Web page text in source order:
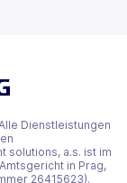
Dienstleistungen
solutions, a.s. ist im
in Prag,
26415623).